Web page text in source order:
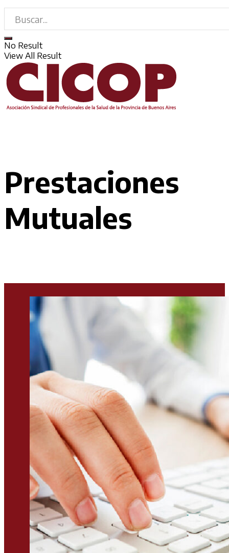
No Result
View All Result
Prestaciones
Mutuales